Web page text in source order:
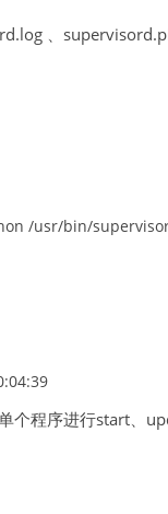
、
/usr/bin/
:04:39
个程序进行start、